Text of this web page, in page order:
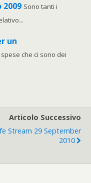
Sono tanti i
un
che ci sono dei
Articolo Successivo
Stream 29 September
2010